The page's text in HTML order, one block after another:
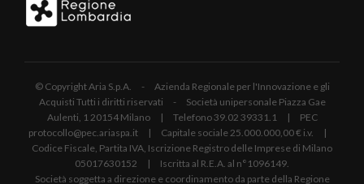
© Copyright Aria S.p.A. - Azienda Regionale per l'Innovazione e gli
Acquisti Tutti i diritti riservati - Società unipersonale Piazza Gae
Aulenti, 1 20154 Milano | Telefono 39.02 39331.1 | PEC
protocollo@pec.ariaspa.it | Capitale sociale 25.000.000,00 € i.v. |
Codice Fiscale, Partita IVA, Iscrizione Registro delle Imprese di Milano
05017630152 | Iscritta al R.E.A. al n°1096149.
Società soggetta a direzione e coordinamento da parte della Regione